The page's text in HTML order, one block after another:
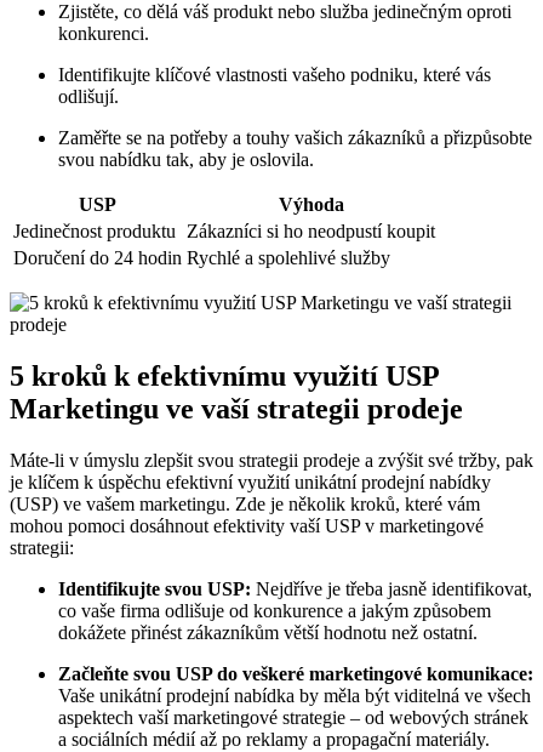
Zjistěte, co dělá⁣ váš produkt ‌nebo ‌služba jedinečným oproti
konkurenci.
Identifikujte⁢ klíčové vlastnosti vašeho​ podniku, které ‍vás
odlišují.
Zaměřte ⁣se na potřeby a⁤ touhy vašich zákazníků a přizpůsobte
svou⁣ nabídku tak, aby je ‌oslovila.
USP
Výhoda
Jedinečnost produktu Zákazníci ‌si ho neodpustí koupit
Doručení do 24 ⁤hodin Rychlé a spolehlivé služby
5 kroků ​k efektivnímu ‌využití USP⁢
Marketingu ve vaší strategii⁣ prodeje
Máte-li ⁢v úmyslu⁤ zlepšit svou strategii prodeje a zvýšit své tržby, pak
je‍ klíčem k ‌úspěchu efektivní využití unikátní prodejní ⁤nabídky
(USP) ve ⁣vašem⁣ marketingu. Zde​ je několik kroků, které ⁢vám
mohou ‌pomoci⁢ dosáhnout efektivity vaší USP v ⁤marketingové
strategii:
Identifikujte svou USP: Nejdříve je ⁢třeba jasně identifikovat,
co vaše⁤ firma ‍odlišuje⁣ od konkurence⁤ a jakým způsobem
dokážete přinést zákazníkům větší hodnotu než ostatní.
Začleňte ⁤svou USP do‌ veškeré marketingové komunikace:
Vaše unikátní prodejní nabídka by měla ​být viditelná ve všech⁤
aspektech vaší ​marketingové strategie – ⁣od webových stránek
a sociálních ⁣médií až ‍po reklamy a‍ propagační ⁤materiály.